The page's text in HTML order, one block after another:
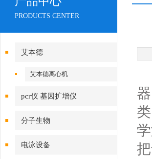
PRODUCTS CENTER
艾本德
艾本德离心机
pcr仪 基因扩增仪
分子生物
电泳设备